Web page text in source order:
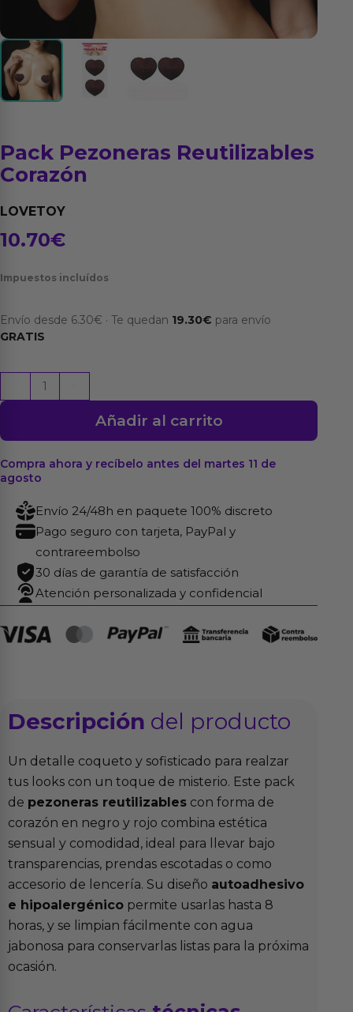
Pack Pezoneras Reutilizables
Corazón
LOVETOY
10.70€
Impuestos incluídos
Envío desde 6.30€ · Te quedan 19.30€ para envío
GRATIS
Pezoneras
Corazón
cantidad
Añadir al carrito
Compra ahora y recíbelo antes del martes 11 de
agosto
Envío 24/48h en paquete 100% discreto
Pago seguro con tarjeta, PayPal y
contrareembolso
30 días de garantía de satisfacción
Atención personalizada y confidencial
Descripción del producto
Un detalle coqueto y sofisticado para realzar
tus looks con un toque de misterio. Este pack
de pezoneras reutilizables con forma de
corazón en negro y rojo combina estética
sensual y comodidad, ideal para llevar bajo
transparencias, prendas escotadas o como
accesorio de lencería. Su diseño autoadhesivo
e hipoalergénico permite usarlas hasta 8
horas, y se limpian fácilmente con agua
jabonosa para conservarlas listas para la próxima
ocasión.